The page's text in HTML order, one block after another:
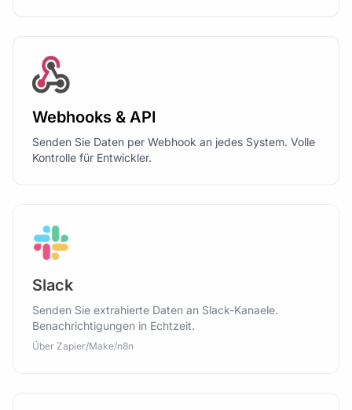
Webhooks & API
Senden Sie Daten per Webhook an jedes System. Volle
Kontrolle für Entwickler.
Slack
Senden Sie extrahierte Daten an Slack-Kanaele.
Benachrichtigungen in Echtzeit.
Über Zapier/Make/n8n